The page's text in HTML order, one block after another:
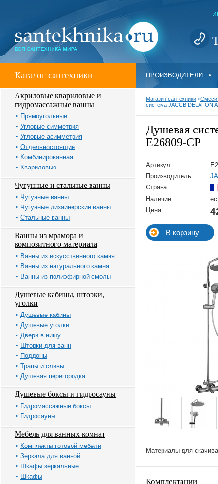
Каталог сантехники ПРОИЗВОДИТЕЛИ •
Акриловые,квариловые и
гидромассажные ванны
Прямоугольные
Угловые симметрия
Угловые асимметрия
Отдельностоящие
Комбинированная
Квариловые
Чугунные и стальные ванны
Чугунные ванны
Чугунные дизайнерские ванны
Стальные ванны
Ванны из мрамора и
композитного материала
Ванны из искусственного камня
Ванны из натурального камня
Ванны из полиэфирной смолы
Душевые кабины, шторки,
уголки
Душевые кабины
Душевые уголки
Двери в нишу
Шторки для ванн
Поддоны
Трапы и сливы
Душевая перегородка
Душевые боксы и гидросауны
Гидромассажные боксы
Гидросауны
Мебель для ванных комнат
Комплекты готовой мебели
Зеркала для ванной
Шкафы зеркальные
Шкафы
Магазин сантехники »
система JACOB DELAFON
Душевая
E26809-CP
Артикул:
Производитель:
Страна:
Наличие:
Цена:
Материалы для
Комплектации